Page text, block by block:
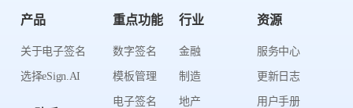
产品
关于电子签名
选择eSign.AI
重点功能
数字签名
模板管理
电子签名
行业
金融
制造
地产
资源
服务中心
更新日志
用户手册